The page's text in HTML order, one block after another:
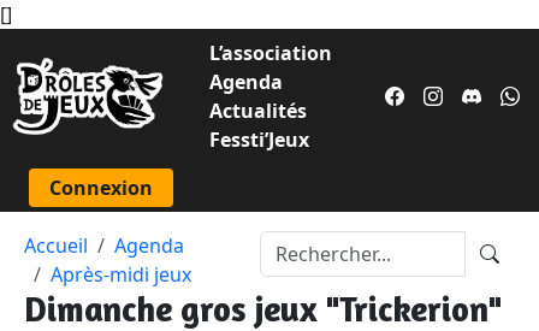
[]
L’association
Agenda
Actualités
Fessti’Jeux
Connexion
Accueil
Agenda
Après-midi jeux
Dimanche gros jeux "Trickerion"